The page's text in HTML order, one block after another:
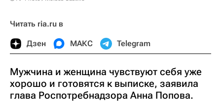
Читать ria.ru в
Дзен МАКС Telegram
Мужчина и женщина чувствуют себя уже
хорошо и готовятся к выписке, заявила
глава Роспотребнадзора Анна Попова.